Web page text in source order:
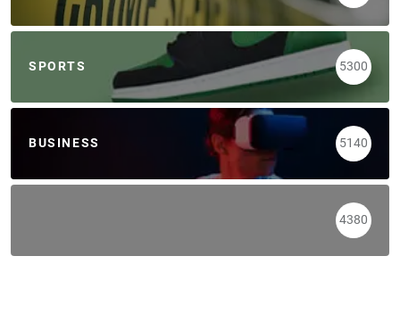
SPORTS 5300
BUSINESS 5140
4380